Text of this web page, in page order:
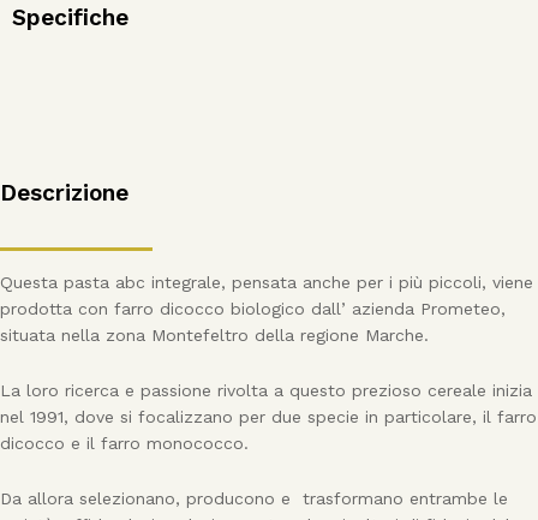
Specifiche
Descrizione
Questa pasta abc integrale, pensata anche per i più piccoli, viene
prodotta con farro dicocco biologico dall’ azienda Prometeo,
situata nella zona Montefeltro della regione Marche.
La loro ricerca e passione rivolta a questo prezioso cereale inizia
nel 1991, dove si focalizzano per due specie in particolare, il farro
dicocco e il farro monococco.
Da allora selezionano, producono e trasformano entrambe le